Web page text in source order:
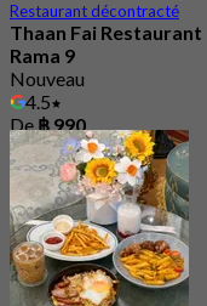
Restaurant décontracté
Thaan Fai Restaurant
Rama 9
Nouveau
4.5
De฿ 990